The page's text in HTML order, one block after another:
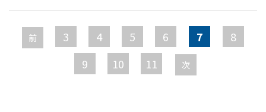
ペ
ー
ジ
前 3 4 5 6 7
8
9
10 11 次